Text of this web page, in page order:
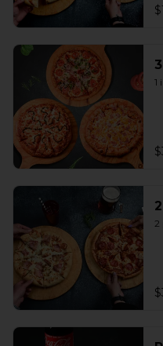
1
2